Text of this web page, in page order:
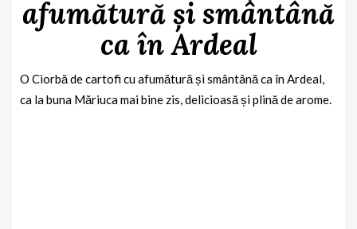
afumătură și smântână
ca în Ardeal
O Ciorbă de cartofi cu afumătură și smântână ca în Ardeal,
ca la buna Măriuca mai bine zis, delicioasă și plină de arome.